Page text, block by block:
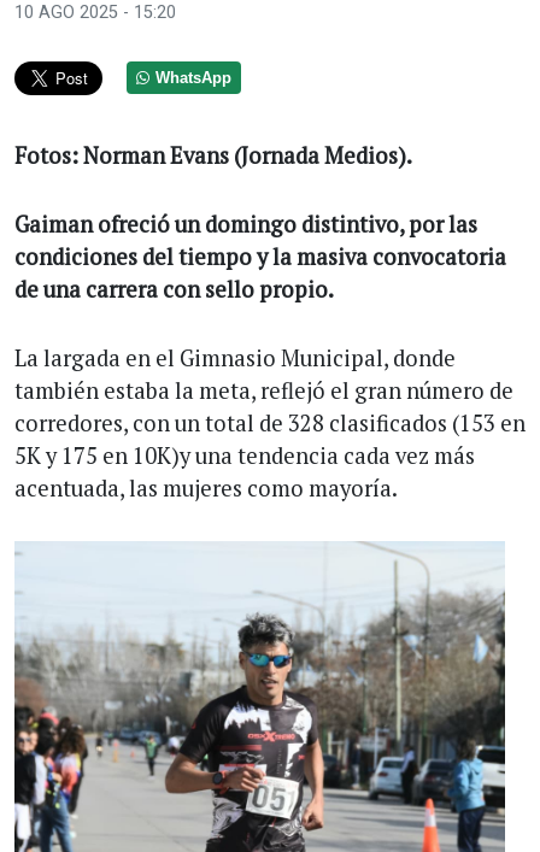
10 AGO 2025 - 15:20
WhatsApp
Fotos: Norman Evans (Jornada Medios).
Gaiman ofreció un domingo distintivo, por las
condiciones del tiempo y la masiva convocatoria
de una carrera con sello propio.
La largada en el Gimnasio Municipal, donde
también estaba la meta, reflejó el gran número de
corredores, con un total de 328 clasificados (153 en
5K y 175 en 10K)y una tendencia cada vez más
acentuada, las mujeres como mayoría.